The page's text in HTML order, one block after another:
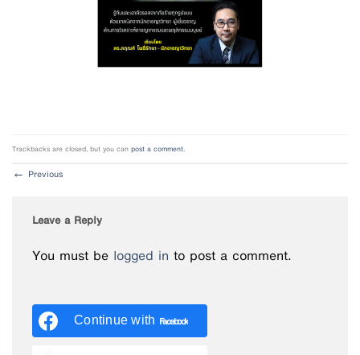
Trackbacks are closed, but you canpost a comment.
← Previous
Leave a Reply
You must be logged in to post a comment.
Continue with Facebook